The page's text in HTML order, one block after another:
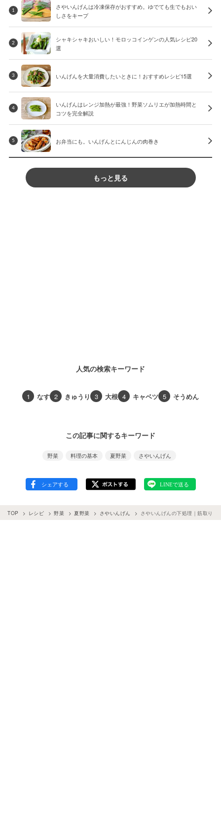
1
さやいんげんは冷凍保存がおすすめ。ゆでても生でもおい
しさをキープ
2
シャキシャキおいしい！モロッコインゲンの人気レシピ20
選
3 いんげんを大量消費したいときに！おすすめレシピ15選
4
いんげんはレンジ加熱が最強！野菜ソムリエが加熱時間と
コツを完全解説
5 お弁当にも。いんげんとにんじんの肉巻き
もっと見る
人気の検索キーワード
1 なす 2 きゅうり 3 大根 4 キャベツ 5 そうめん
この記事に関するキーワード
野菜 料理の基本 夏野菜 さやいんげん
TOP レシピ 野菜 夏野菜 さやいんげん さやいんげんの下処理｜筋取り